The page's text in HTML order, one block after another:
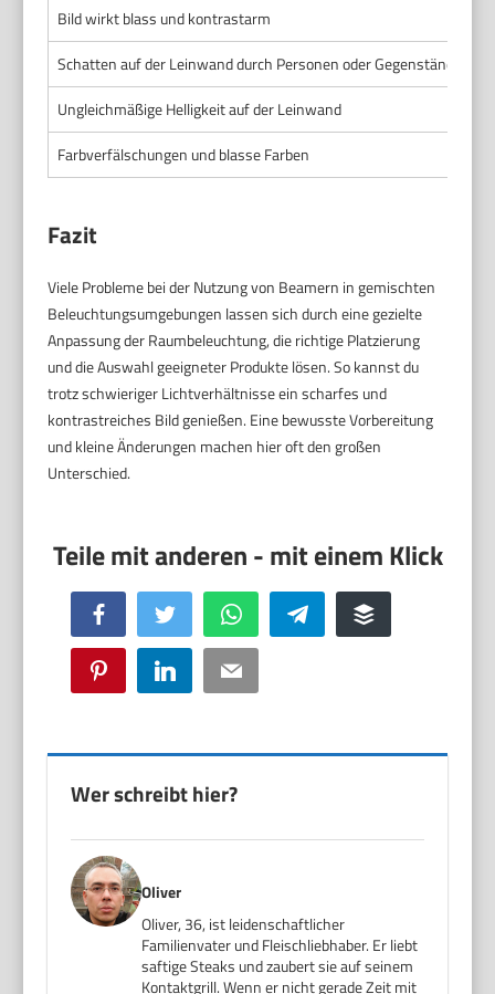
Bild wirkt blass und kontrastarm
Schatten auf der Leinwand durch Personen oder Gegenstände
Ungleichmäßige Helligkeit auf der Leinwand
Farbverfälschungen und blasse Farben
Fazit
Viele Probleme bei der Nutzung von Beamern in gemischten
Beleuchtungsumgebungen lassen sich durch eine gezielte
Anpassung der Raumbeleuchtung, die richtige Platzierung
und die Auswahl geeigneter Produkte lösen. So kannst du
trotz schwieriger Lichtverhältnisse ein scharfes und
kontrastreiches Bild genießen. Eine bewusste Vorbereitung
und kleine Änderungen machen hier oft den großen
Unterschied.
Facebook Twitter WhatsApp Telegram Buffer
Pinterest LinkedIn Email
Wer schreibt hier?
Oliver
Oliver, 36, ist leidenschaftlicher
Familienvater und Fleischliebhaber. Er liebt
saftige Steaks und zaubert sie auf seinem
Kontaktgrill. Wenn er nicht gerade Zeit mit